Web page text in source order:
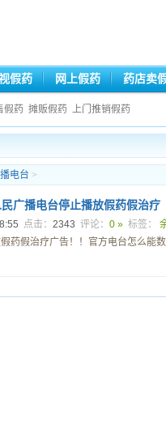
假药 网上假药 药店卖
假药 摊贩假药 上门推销假药
电台 >
广播电台停止播放假药假治疗
点击： 2343 评论： 0 » 标签：
药假治疗广告！！官方电台怎么能